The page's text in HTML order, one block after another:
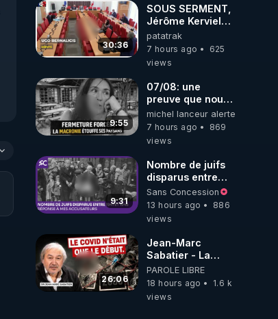
30:36
SOUS SERMENT,
Jérôme Kerviel
balance tout à
l'Assemblée !
patatrak
7 hours ago
625
views
9:55
07/08: une
preuve que nous
somme passé en
absurdie une
dictature qui veut
opposant !
michel lanceur alerte
7 hours ago
869
views
9:31
Nombre de juifs
disparus entre
1941 et 1945
(Réponse à mes
accusateurs)
Sans Concession
13 hours ago
886
views
26:06
Jean-Marc
Sabatier - La
Covid-19 n'a été
que le début -
L'ARNm &
PAROLE LIBRE
18 hours ago
1.6 k
views